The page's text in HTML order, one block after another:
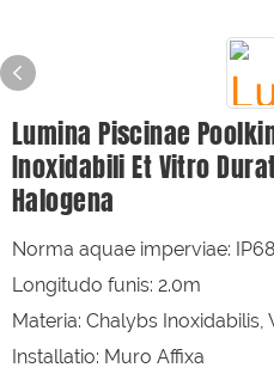
Lumina Piscinae
Inoxidabili Et Vitro
Halogena
Norma aquae imperviae: IP68
Longitudo funis: 2.0m
Materia: Chalybs
Installatio: Muro Affixa